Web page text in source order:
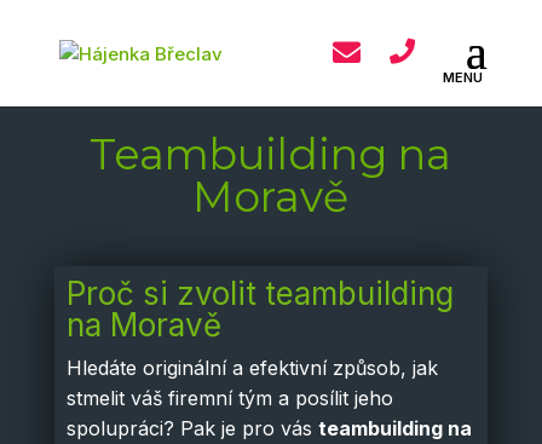
Teambuilding na
Moravě
Proč si zvolit teambuilding
na Moravě
Hledáte originální a efektivní způsob, jak
stmelit váš firemní tým a posílit jeho
spolupráci? Pak je pro vás teambuilding na